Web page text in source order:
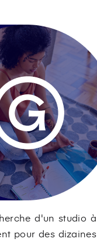
d'un studio à
pour des dizaines